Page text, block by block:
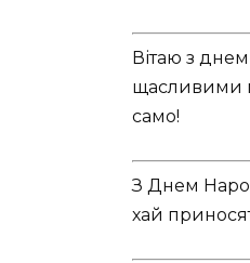
Вітаю з
щасливими
само!
З Днем
хай